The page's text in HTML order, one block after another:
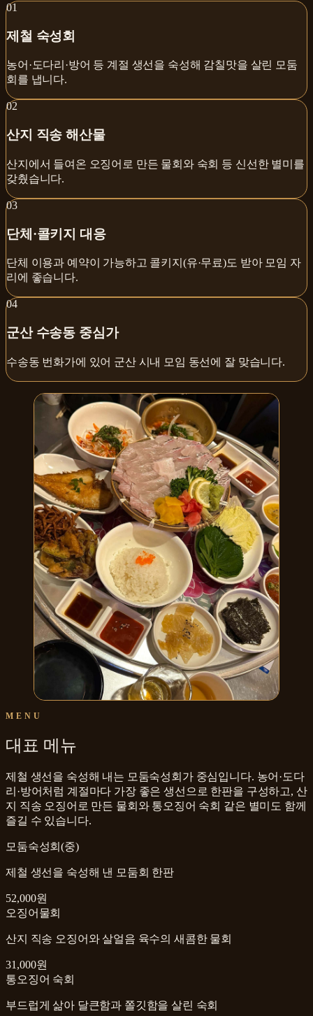
01
제철 숙성회
농어·도다리·방어 등 계절 생선을 숙성해 감칠맛을 살린 모둠
회를 냅니다.
02
산지 직송 해산물
산지에서 들여온 오징어로 만든 물회와 숙회 등 신선한 별미를
갖췄습니다.
03
단체·콜키지 대응
단체 이용과 예약이 가능하고 콜키지(유·무료)도 받아 모임 자
리에 좋습니다.
04
군산 수송동 중심가
수송동 번화가에 있어 군산 시내 모임 동선에 잘 맞습니다.
MENU
대표 메뉴
제철 생선을 숙성해 내는 모둠숙성회가 중심입니다. 농어·도다
리·방어처럼 계절마다 가장 좋은 생선으로 한판을 구성하고, 산
지 직송 오징어로 만든 물회와 통오징어 숙회 같은 별미도 함께
즐길 수 있습니다.
모둠숙성회(중)
제철 생선을 숙성해 낸 모둠회 한판
52,000원
오징어물회
산지 직송 오징어와 살얼음 육수의 새콤한 물회
31,000원
통오징어 숙회
부드럽게 삶아 달큰함과 쫄깃함을 살린 숙회